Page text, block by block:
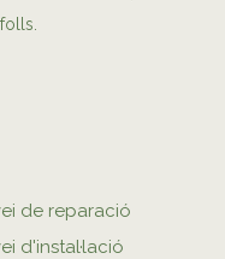
de reparació
d'instal·lació